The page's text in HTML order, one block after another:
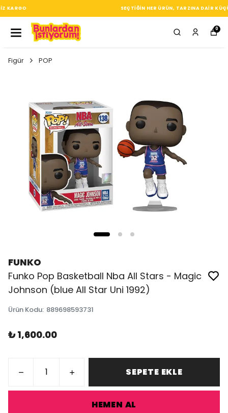
SEÇTIĞIN HER ÜRÜN, TARZINA DAIR KÜÇÜK BIR IMZA
0
Figür POP
FUNKO
Funko Pop Basketball Nba All Stars - Magic
Johnson (blue All Star Uni 1992)
Ürün Kodu: 889698593731
₺ 1,600.00
SEPETE EKLE
HEMEN AL